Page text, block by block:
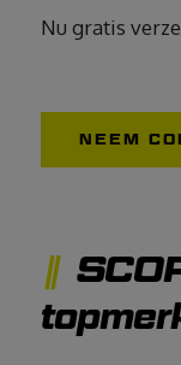
Nu gratis
NEEM